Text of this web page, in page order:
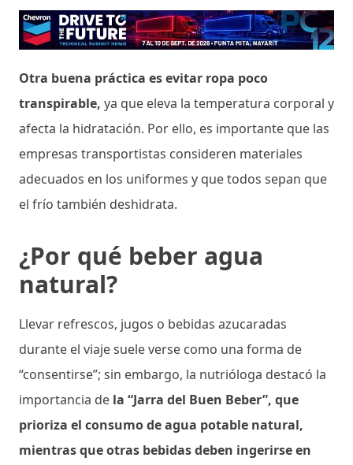
Otra buena práctica es evitar ropa poco
transpirable, ya que eleva la temperatura corporal y
afecta la hidratación. Por ello, es importante que las
empresas transportistas consideren materiales
adecuados en los uniformes y que todos sepan que
el frío también deshidrata.
¿Por qué beber agua
natural?
Llevar refrescos, jugos o bebidas azucaradas
durante el viaje suele verse como una forma de
“consentirse”; sin embargo, la nutrióloga destacó la
importancia de la “Jarra del Buen Beber”, que
prioriza el consumo de agua potable natural,
mientras que otras bebidas deben ingerirse en